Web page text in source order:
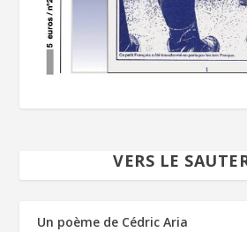
VERS LE
Un poème de Cédric Aria